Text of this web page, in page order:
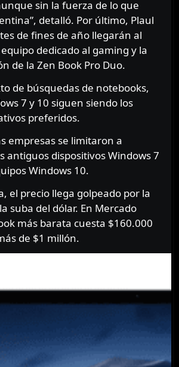
sin la fuerza de lo que
detalló. Por último, Plaul
de fines de año llegarán al
dedicado al gaming y la
de la Zen Book Pro Duo.
de búsquedas de notebooks,
7 y 10 siguen siendo los
preferidos.
empresas se limitaron a
antiguos dispositivos Windows 7
Windows 10.
el precio llega golpeado por la
suba del dólar. En Mercado
más barata cuesta $160.000
de $1 millón.